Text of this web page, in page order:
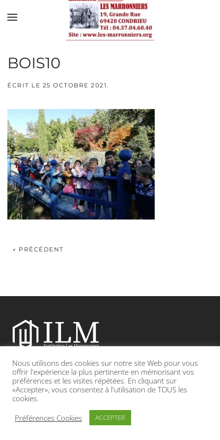
Skip to main content
BOIS10
ÉCRIT LE 25 OCTOBRE 2021.
« PRÉCÉDENT
Etablissement catholique sous contrat d’association avec l’Etat
Adresse : 19, Grande rue 69420 CONDRIEU
INFOS LÉGALES POLITIQUE DE CONFIDENTIALITÉ
Nous utilisons des cookies sur notre site Web pour vous
offrir l'expérience la plus pertinente en mémorisant vos
préférences et les visites répétées. En cliquant sur
«Accepter», vous consentez à l'utilisation de TOUS les
cookies.
Préférences Cookies
ACCEPTER